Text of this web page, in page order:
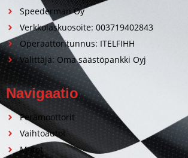
Speederman Oy
Verkkolaskuosoite: 003719402843
Operaattoritunnus: ITELFIHH
Välittäjä: Oma säästöpankki Oyj
Navigaatio
Perämoottorit
Vaihtoautot
Motot